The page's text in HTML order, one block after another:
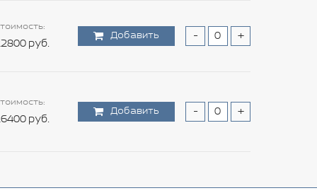
руб.
Добавить - +
руб.
Добавить - +